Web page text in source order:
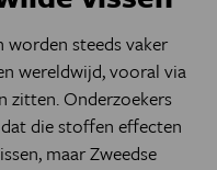
steeds vaker
wereldwijd, vooral via
zitten. Onderzoekers
die stoffen effecten
maar Zweedse